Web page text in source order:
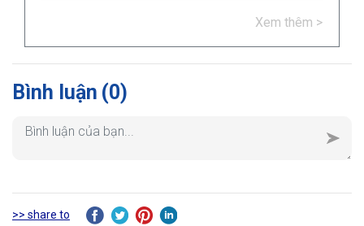
Xem thêm >
Bình luận (0)
>> share to